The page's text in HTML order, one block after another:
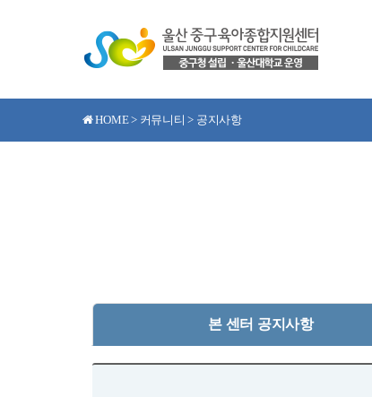
HOME > 커뮤니티 > 공지사항
본 센터 공지사항